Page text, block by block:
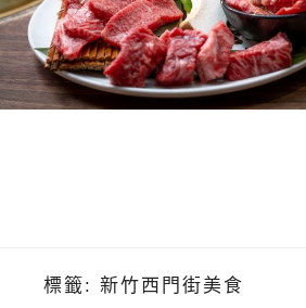
標籤: 新竹西門街美食